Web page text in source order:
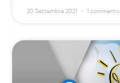
20 Settembre 2021 1 commento